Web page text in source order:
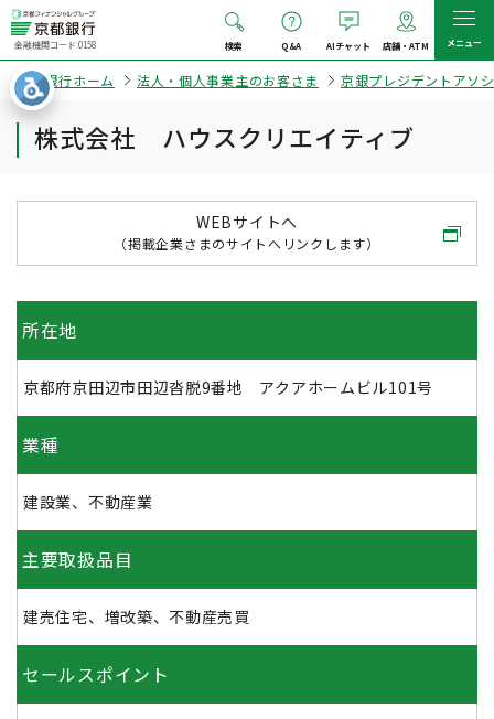
金融機関コード:0158 検索 Q&A AIチャット 店舗・ATM メニュー
京都銀行ホーム 法人・個人事業主のお客さま 京銀プレジデントアソ
株式会社 ハウスクリエイティブ
WEBサイトへ
（掲載企業さまのサイトへリンクします）
所在地
京都府京田辺市田辺沓脱9番地 アクアホームビル101号
業種
建設業、不動産業
主要取扱品目
建売住宅、増改築、不動産売買
セールスポイント